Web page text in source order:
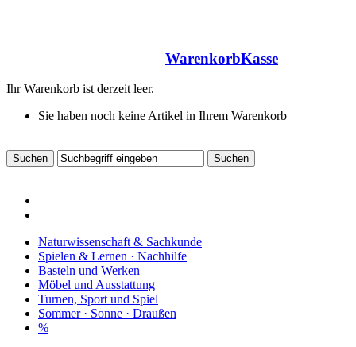
WarenkorbKasse
Ihr Warenkorb ist derzeit leer.
Sie haben noch keine Artikel in Ihrem Warenkorb
Naturwissenschaft & Sachkunde
Spielen & Lernen · Nachhilfe
Basteln und Werken
Möbel und Ausstattung
Turnen, Sport und Spiel
Sommer · Sonne · Draußen
%